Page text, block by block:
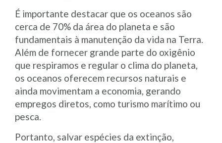
É importante destacar que os oceanos são
cerca de 70% da área do planeta e são
fundamentais à manutenção da vida na Terra.
Além de fornecer grande parte do oxigênio
que respiramos e regular o clima do planeta,
os oceanos oferecem recursos naturais e
ainda movimentam a economia, gerando
empregos diretos, como turismo marítimo ou
pesca.
Portanto, salvar espécies da extinção,